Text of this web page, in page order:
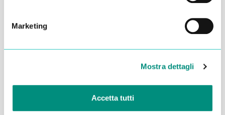
Marketing
Mostra dettagli
Accetta tutti
Dichiaro di aver letto la
e acconsento al